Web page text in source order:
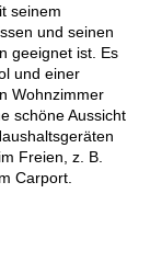
seinem
und seinen
geeignet ist. Es
und einer
Wohnzimmer
schöne Aussicht
Freien, z. B.
Carport.